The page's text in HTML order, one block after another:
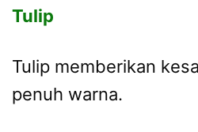
Tulip
Tulip memberikan
penuh warna.